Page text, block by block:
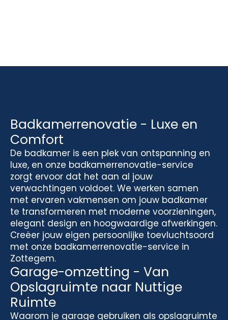
Badkamerrenovatie - Luxe en
Comfort
De badkamer is een plek van ontspanning en
luxe, en onze badkamerrenovatie-service
zorgt ervoor dat het aan al jouw
verwachtingen voldoet. We werken samen
met ervaren vakmensen om jouw badkamer
te transformeren met moderne voorzieningen,
elegant design en hoogwaardige afwerkingen.
Creëer jouw eigen persoonlijke toevluchtsoord
met onze badkamerrenovatie-service in
Zottegem.
Garage-omzetting - Van
Opslagruimte naar Nuttige
Ruimte
Waarom je garage gebruiken als opslagruimte